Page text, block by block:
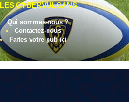
LES CYBERVULCANS
Qui sommes-nous ?
Contactez-nous
Faites votre pub ici